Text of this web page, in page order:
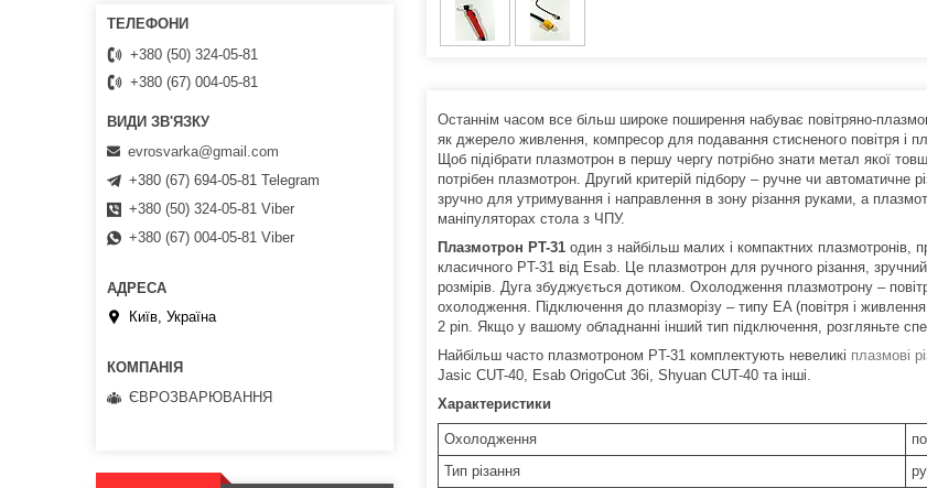
Останнім часом все більш широке поширення набуває повітряно-
як джерело живлення, компресор для подавання стисненого повітря і
Щоб підібрати плазмотрон в першу чергу потрібно знати метал якої
потрібен плазмотрон. Другий критерій підбору – ручне чи
зручно для утримування і направлення в зону різання руками, а
маніпуляторах стола з ЧПУ.
Плазмотрон PT-31 один з найбільш малих і компактних плазмотронів,
класичного PT-31 від Esab. Це плазмотрон для ручного різання,
розмірів. Дуга збуджується дотиком. Охолодження плазмотрону –
охолодження. Підключення до плазморізу – типу EA (повітря і
2 pin. Якщо у вашому обладнанні інший тип підключення, розгляньте
Найбільш часто плазмотроном PT-31 комплектують невеликі плазмові
Jasic CUT-40, Esab OrigoCut 36i, Shyuan CUT-40 та інші.
Характеристики
Охолодження
Тип різання
+380 (50) 324-05-81
+380 (67) 004-05-81
evrosvarka@gmail.com
+380 (67) 694-05-81 Telegram
+380 (50) 324-05-81 Viber
+380 (67) 004-05-81 Viber
Київ, Україна
ЄВРОЗВАРЮВАННЯ